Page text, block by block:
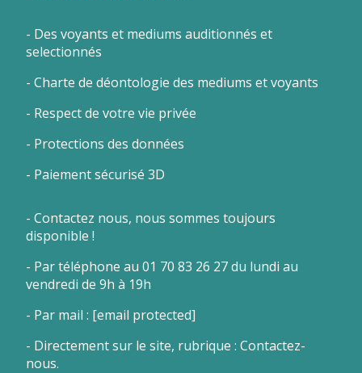
- Des voyants et mediums auditionnés et
selectionnés
- Charte de déontologie des mediums et voyants
- Respect de votre vie privée
- Protections des données
- Paiement sécurisé 3D
- Contactez nous, nous sommes toujours
disponible !
- Par téléphone au 01 70 83 26 27 du lundi au
vendredi de 9h à 19h
- Par mail : [email protected]
- Directement sur le site, rubrique : Contactez-
nous.